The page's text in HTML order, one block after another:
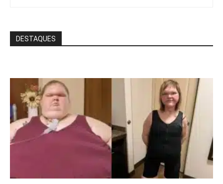
DESTAQUES